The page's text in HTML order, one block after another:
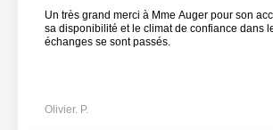
Un très grand merci à Mme Auger pour son accompagnement,
sa disponibilité et le climat de confiance dans
échanges se sont passés.
Olivier. P.